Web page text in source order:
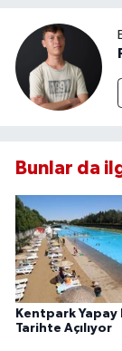
Bunlar da
Kentpark Yapay
Tarihte Açılıyor